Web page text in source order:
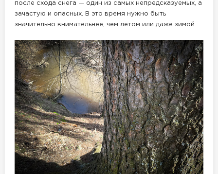
после схода снега — один из самых непредсказуемых, а
зачастую и опасных. В это время нужно быть
значительно внимательнее, чем летом или даже зимой.